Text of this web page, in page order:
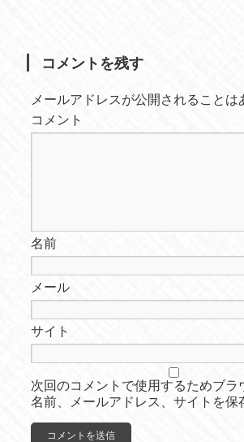
コメントを残す
メールアドレスが公開されることは
コメント
名前
メール
サイト
次回のコメントで使用するためブラ
名前、メールアドレス、サイトを保